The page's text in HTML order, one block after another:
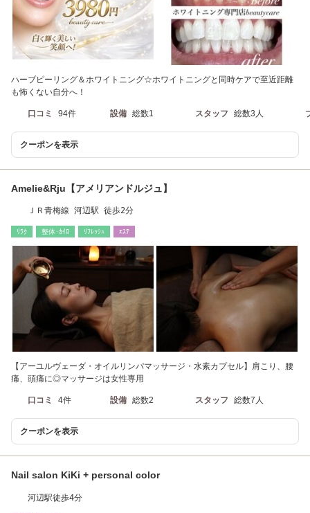
ハーブピーリング＆ホワイトニング☆ホワイトニングと同時ケアで至近距離
も怖くない自分へ！
口コミ 94件 設備 総数1 スタッフ 総数3人
クーポンを表示
Amelie&Rju【アメリアンドルジュ】
ＪＲ青梅線 河辺駅 徒歩2分
ﾘﾗｸ 整体･ｶｲﾛ ﾘﾌﾚｯｼｭ ｴｽﾃ
【アーユルヴェーダ・オイルリンパマッサージ・水素カプセル】肩こり、腰
痛、頭痛に◎マッサージは女性専用
口コミ 4件 設備 総数2 スタッフ 総数7人
クーポンを表示
Nail salon KiKi + personal color
河辺駅徒歩4分